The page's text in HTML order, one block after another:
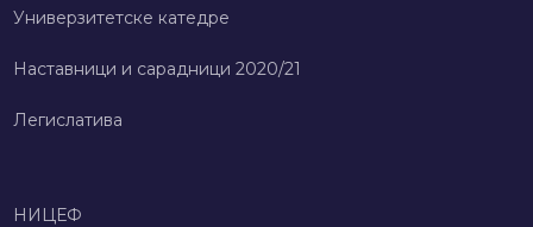
Универзитетске катедре
Наставници и сарадници 2020/21
Легислатива
НИЦЕФ